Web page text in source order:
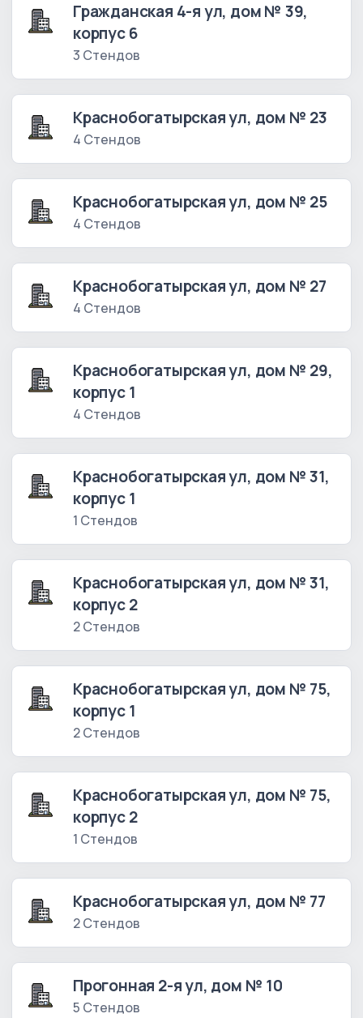
Гражданская 4-я ул, дом № 39,
корпус 6
3 Стендов
Краснобогатырская ул, дом № 23
4 Стендов
Краснобогатырская ул, дом № 25
4 Стендов
Краснобогатырская ул, дом № 27
4 Стендов
Краснобогатырская ул, дом № 29,
корпус 1
4 Стендов
Краснобогатырская ул, дом № 31,
корпус 1
1 Стендов
Краснобогатырская ул, дом № 31,
корпус 2
2 Стендов
Краснобогатырская ул, дом № 75,
корпус 1
2 Стендов
Краснобогатырская ул, дом № 75,
корпус 2
1 Стендов
Краснобогатырская ул, дом № 77
2 Стендов
Прогонная 2-я ул, дом № 10
5 Стендов